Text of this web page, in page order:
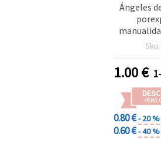
Ángeles
Sku:
1.00€
PARA
0.80 €- 20 %
0.60 €- 40 %